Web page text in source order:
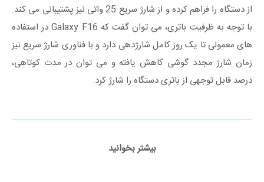
از دستگاه را فراهم کرده و از شارژ سریع 25 واتی نیز پشتیبانی می کند.
با توجه به ظرفیت باتری، می توان گفت که Galaxy F16 در استفاده‌
های معمولی تا یک روز کامل شارژدهی دارد و با فناوری شارژ سریع نیز
زمان شارژ مجدد گوشی کاهش یافته و می ‌توان در مدت‌ کوتاهی،
درصد قابل توجهی از باتری دستگاه را شارژ کرد.
بیشتر بخوانید